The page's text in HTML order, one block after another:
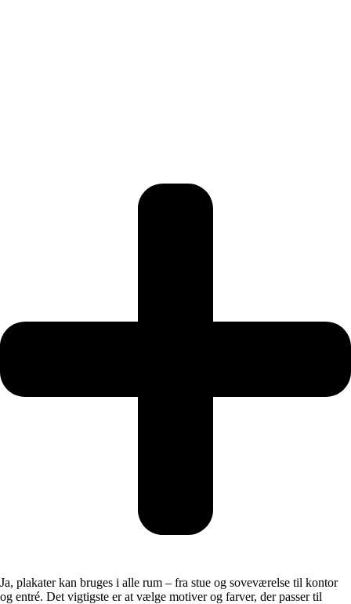
Ja, plakater kan bruges i alle rum – fra stue og soveværelse til kontor
og entré. Det vigtigste er at vælge motiver og farver, der passer til